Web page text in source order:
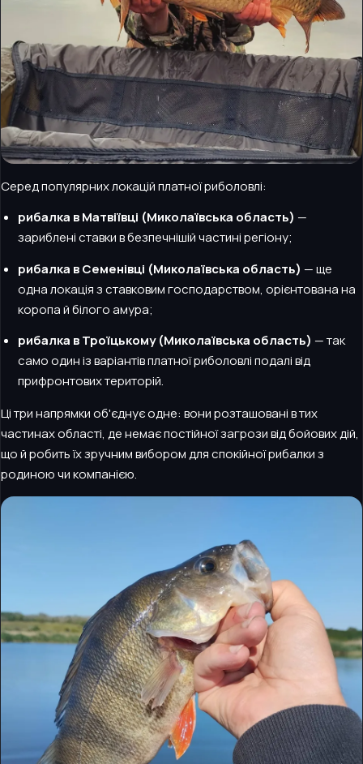
Серед популярних локацій платної риболовлі:
рибалка в Матвіївці (Миколаївська область) —
зариблені ставки в безпечнішій частині регіону;
рибалка в Семенівці (Миколаївська область) — ще
одна локація з ставковим господарством, орієнтована на
коропа й білого амура;
рибалка в Троїцькому (Миколаївська область) — так
само один із варіантів платної риболовлі подалі від
прифронтових територій.
Ці три напрямки об'єднує одне: вони розташовані в тих
частинах області, де немає постійної загрози від бойових дій,
що й робить їх зручним вибором для спокійної рибалки з
родиною чи компанією.